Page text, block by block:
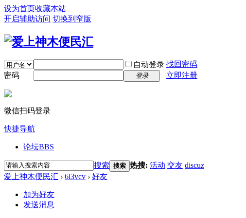
设为首页收藏本站
开启辅助访问 切换到窄版
自动登录 找回密码
密码
登录 立即注册
微信扫码登录
快捷导航
论坛BBS
搜索 搜索 热搜: 活动 交友 discuz
爱上神木便民汇 › 6l3vcv › 好友
加为好友
发送消息